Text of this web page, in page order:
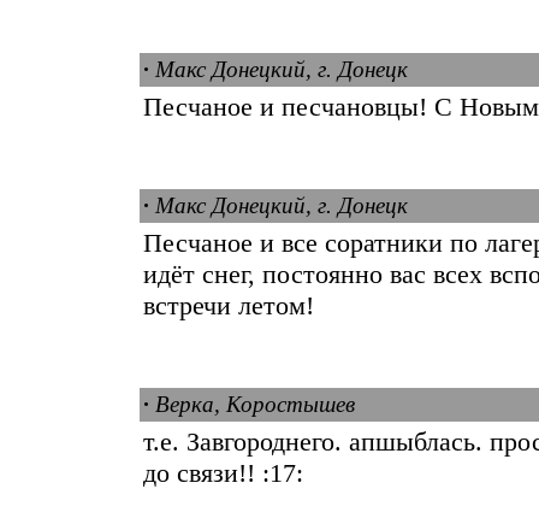
· Макс Донецкий, г. Донецк
Песчаное и песчановцы! С Новым
· Макс Донецкий, г. Донецк
Песчаное и все соратники по
идёт снег, постоянно вас всех
встречи летом!
· Верка, Коростышев
т.е. Завгороднего. апшыблась.
до связи!! :17: